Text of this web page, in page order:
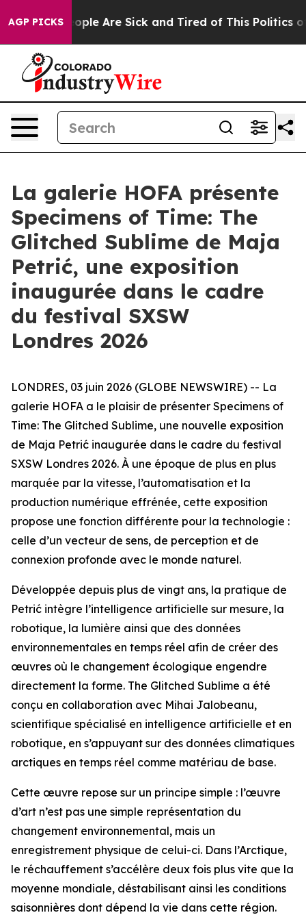
AGP PICKS
Win: “People Are Sick and Tired of This Politics of
La galerie HOFA présente
Specimens of Time: The
Glitched Sublime de Maja
Petrić, une exposition
inaugurée dans le cadre
du festival SXSW
Londres 2026
LONDRES, 03 juin 2026 (GLOBE NEWSWIRE) -- La
galerie HOFA a le plaisir de présenter Specimens of
Time: The Glitched Sublime, une nouvelle exposition
de Maja Petrić inaugurée dans le cadre du festival
SXSW Londres 2026. À une époque de plus en plus
marquée par la vitesse, l’automatisation et la
production numérique effrénée, cette exposition
propose une fonction différente pour la technologie :
celle d’un vecteur de sens, de perception et de
connexion profonde avec le monde naturel.
Développée depuis plus de vingt ans, la pratique de
Petrić intègre l’intelligence artificielle sur mesure, la
robotique, la lumière ainsi que des données
environnementales en temps réel afin de créer des
œuvres où le changement écologique engendre
directement la forme. The Glitched Sublime a été
conçu en collaboration avec Mihai Jalobeanu,
scientifique spécialisé en intelligence artificielle et en
robotique, en s’appuyant sur des données climatiques
arctiques en temps réel comme matériau de base.
Cette œuvre repose sur un principe simple : l’œuvre
d’art n’est pas une simple représentation du
changement environnemental, mais un
enregistrement physique de celui-ci. Dans l’Arctique,
le réchauffement s’accélère deux fois plus vite que la
moyenne mondiale, déstabilisant ainsi les conditions
saisonnières dont dépend la vie dans cette région.